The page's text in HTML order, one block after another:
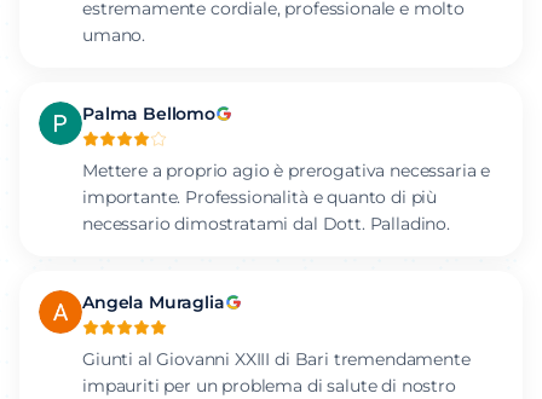
estremamente cordiale, professionale e molto
umano.
Palma Bellomo
Mettere a proprio agio è prerogativa necessaria e
importante. Professionalità e quanto di più
necessario dimostratami dal Dott. Palladino.
Angela Muraglia
Giunti al Giovanni XXIII di Bari tremendamente
impauriti per un problema di salute di nostro